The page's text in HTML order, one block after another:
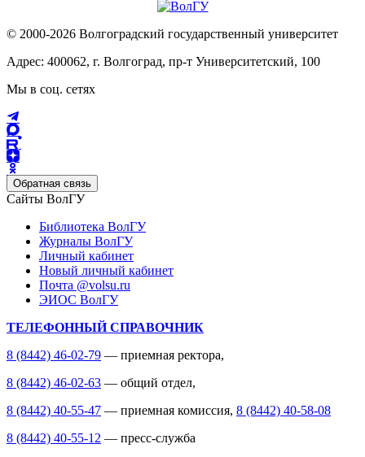
© 2000-2026 Волгоградский государственный университет
Адрес: 400062, г. Волгоград, пр-т Университетский, 100
Мы в соц. сетях
Обратная связь
Сайты ВолГУ
Библиотека ВолГУ
Журналы ВолГУ
Личный кабинет
Новый личный кабинет
Почта @volsu.ru
ЭИОС ВолГУ
ТЕЛЕФОННЫЙ СПРАВОЧНИК
8 (8442) 46-02-79 — приемная ректора,
8 (8442) 46-02-63 — общий отдел,
8 (8442) 40-55-47 — приемная комиссия, 8 (8442) 40-58-08
8 (8442) 40-55-12 — пресс-служба